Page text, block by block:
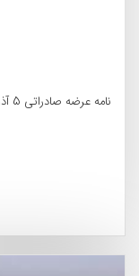
نامه عرضه صادراتی 5 آذر 1401